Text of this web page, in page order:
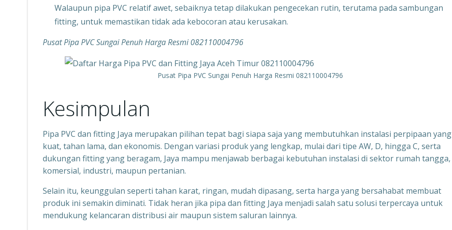
Walaupun pipa PVC relatif awet, sebaiknya tetap dilakukan pengecekan rutin, terutama pada sambungan
fitting, untuk memastikan tidak ada kebocoran atau kerusakan.
Pusat Pipa PVC Sungai Penuh Harga Resmi 082110004796
Pusat Pipa PVC Sungai Penuh Harga Resmi 082110004796
Kesimpulan
Pipa PVC dan fitting Jaya merupakan pilihan tepat bagi siapa saja yang membutuhkan instalasi perpipaan yang
kuat, tahan lama, dan ekonomis. Dengan variasi produk yang lengkap, mulai dari tipe AW, D, hingga C, serta
dukungan fitting yang beragam, Jaya mampu menjawab berbagai kebutuhan instalasi di sektor rumah tangga,
komersial, industri, maupun pertanian.
Selain itu, keunggulan seperti tahan karat, ringan, mudah dipasang, serta harga yang bersahabat membuat
produk ini semakin diminati. Tidak heran jika pipa dan fitting Jaya menjadi salah satu solusi terpercaya untuk
mendukung kelancaran distribusi air maupun sistem saluran lainnya.